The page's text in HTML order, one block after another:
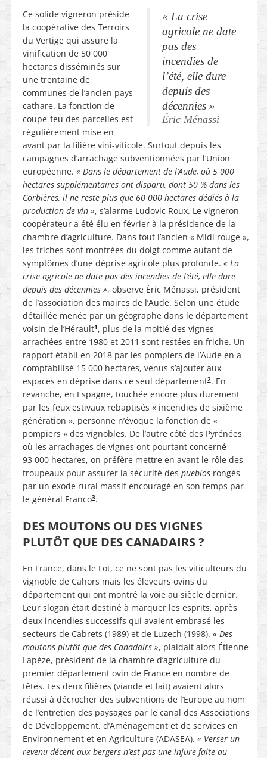
« La crise
agricole ne date
pas des
incendies de
l’été, elle dure
depuis des
décennies »
Éric Ménassi
Ce solide vigneron préside
la coopérative des Terroirs
du Vertige qui assure la
vinification de 50 000
hectares disséminés sur
une trentaine de
communes de l’ancien pays
cathare. La fonction de
coupe-feu des parcelles est
régulièrement mise en
avant par la filière vini-viticole. Surtout depuis les
campagnes d’arrachage subventionnées par l’Union
européenne. « Dans le département de l’Aude, où 5 000
hectares supplémentaires ont disparu, dont 50 % dans les
Corbières, il ne reste plus que 60 000 hectares dédiés à la
production de vin », s’alarme Ludovic Roux. Le vigneron
coopérateur a été élu en février à la présidence de la
chambre d’agriculture. Dans tout l’ancien « Midi rouge »,
les friches sont montrées du doigt comme autant de
symptômes d’une déprise agricole plus profonde. « La
crise agricole ne date pas des incendies de l’été, elle dure
depuis des décennies », observe Éric Ménassi, président
de l’association des maires de l’Aude. Selon une étude
détaillée menée par un géographe dans le département
voisin de l’Hérault1, plus de la moitié des vignes
arrachées entre 1980 et 2011 sont restées en friche. Un
rapport établi en 2018 par les pompiers de l’Aude en a
comptabilisé 15 000 hectares, venus s’ajouter aux
espaces en déprise dans ce seul département2. En
revanche, en Espagne, touchée encore plus durement
par les feux estivaux rebaptisés « incendies de sixième
génération », personne n’évoque la fonction de «
pompiers » des vignobles. De l’autre côté des Pyrénées,
où les arrachages de vignes ont pourtant concerné
93 000 hectares, on préfère mettre en avant le rôle des
troupeaux pour assurer la sécurité des pueblosrongés
par un exode rural massif encouragé en son temps par
le général Franco3.
DES MOUTONS OU DES VIGNES
PLUTÔT QUE DES CANADAIRS ?
En France, dans le Lot, ce ne sont pas les viticulteurs du
vignoble de Cahors mais les éleveurs ovins du
département qui ont montré la voie au siècle dernier.
Leur slogan était destiné à marquer les esprits, après
deux incendies successifs qui avaient embrasé les
secteurs de Cabrets (1989) et de Luzech (1998). « Des
moutons plutôt que des Canadairs », plaidait alors Étienne
Lapèze, président de la chambre d’agriculture du
premier département ovin de France en nombre de
têtes. Les deux filières (viande et lait) avaient alors
réussi à décrocher des subventions de l’Europe au nom
de l’entretien des paysages par le canal des Associations
de Développement, d’Aménagement et de services en
Environnement et en Agriculture (ADASEA). « Verser un
revenu décent aux bergers n’est pas une injure faite au